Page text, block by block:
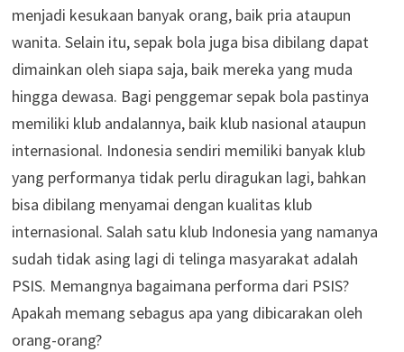
menjadi kesukaan banyak orang, baik pria ataupun
wanita. Selain itu, sepak bola juga bisa dibilang dapat
dimainkan oleh siapa saja, baik mereka yang muda
hingga dewasa. Bagi penggemar sepak bola pastinya
memiliki klub andalannya, baik klub nasional ataupun
internasional. Indonesia sendiri memiliki banyak klub
yang performanya tidak perlu diragukan lagi, bahkan
bisa dibilang menyamai dengan kualitas klub
internasional. Salah satu klub Indonesia yang namanya
sudah tidak asing lagi di telinga masyarakat adalah
PSIS. Memangnya bagaimana performa dari PSIS?
Apakah memang sebagus apa yang dibicarakan oleh
orang-orang?